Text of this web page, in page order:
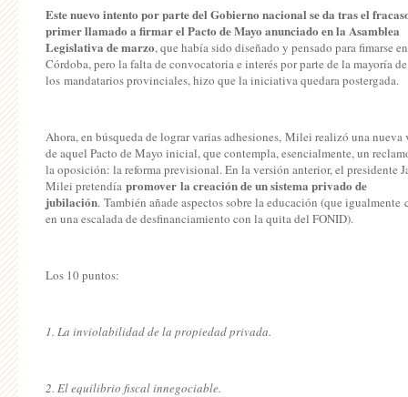
Este nuevo intento por parte del Gobierno nacional se da tras el
primer llamado a firmar el Pacto de Mayo anunciado en la Asamblea
Legislativa de marzo, que había sido diseñado y pensado para fimarse en
Córdoba, pero la falta de convocatoria e interés por parte de la mayoría de
los mandatarios provinciales, hizo que la iniciativa quedara postergada.
Ahora, en búsqueda de lograr varias adhesiones, Milei realizó una nueva
de aquel Pacto de Mayo inicial, que contempla, esencialmente, un
la oposición: la reforma previsional. En la versión anterior, el presidente
Milei pretendía promover la creación de un sistema privado de
jubilación. También añade aspectos sobre la educación (que igualmente
en una escalada de desfinanciamiento con la quita del FONID).
Los 10 puntos:
1. La inviolabilidad de la propiedad privada.
2. El equilibrio fiscal innegociable.